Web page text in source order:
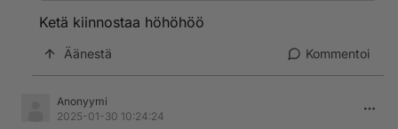
Ketä kiinnostaa höhöhöö
Äänestä Kommentoi
Anonyymi
2025-01-30 10:24:24